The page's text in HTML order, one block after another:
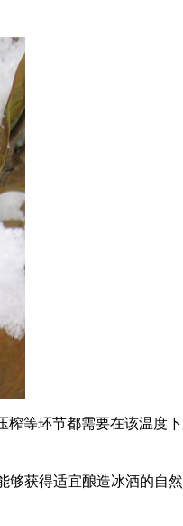
等环节都需要在该温度
获得适宜酿造冰酒的自